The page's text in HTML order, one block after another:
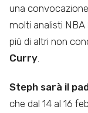
una
molti analisti
più di altri non
Curry.
Steph sarà il
che dal 14 al 16